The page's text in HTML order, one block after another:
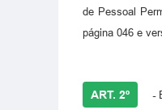
de Pessoal
página 046 e
ART. 2º -